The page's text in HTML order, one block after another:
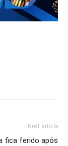
Next article
fica ferido após